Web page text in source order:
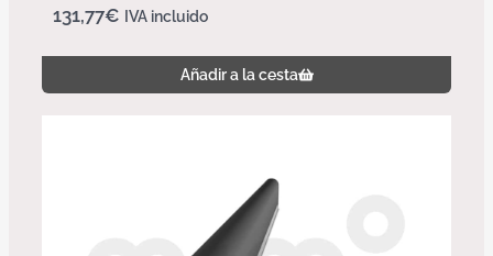
131,77€ IVA incluido
Añadir a la cesta